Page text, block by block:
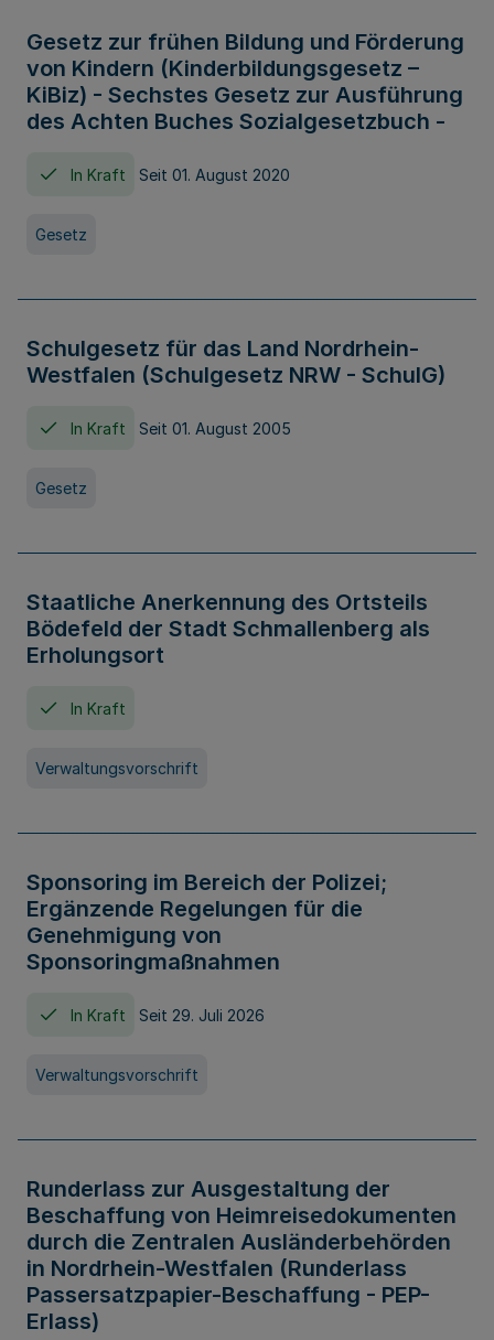
Gesetz zur frühen Bildung und Förderung
von Kindern (Kinderbildungsgesetz –
KiBiz) - Sechstes Gesetz zur Ausführung
des Achten Buches Sozialgesetzbuch -
In Kraft Seit 01. August 2020
Gesetz
Schulgesetz für das Land Nordrhein-
Westfalen (Schulgesetz NRW - SchulG)
In Kraft Seit 01. August 2005
Gesetz
Staatliche Anerkennung des Ortsteils
Bödefeld der Stadt Schmallenberg als
Erholungsort
In Kraft
Verwaltungsvorschrift
Sponsoring im Bereich der Polizei;
Ergänzende Regelungen für die
Genehmigung von
Sponsoringmaßnahmen
In Kraft Seit 29. Juli 2026
Verwaltungsvorschrift
Runderlass zur Ausgestaltung der
Beschaffung von Heimreisedokumenten
durch die Zentralen Ausländerbehörden
in Nordrhein-Westfalen (Runderlass
Passersatzpapier-Beschaffung - PEP-
Erlass)